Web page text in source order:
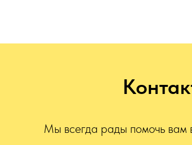
Мы всегда рады помочь вам